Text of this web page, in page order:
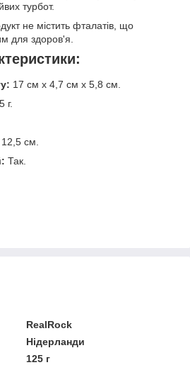
турбот.
не містить фталатів, що
для здоров'я.
17 см x 4,7 см x 5,8 см.
г.
12,5 см.
Так.
RealRock
Нідерланди
125 г